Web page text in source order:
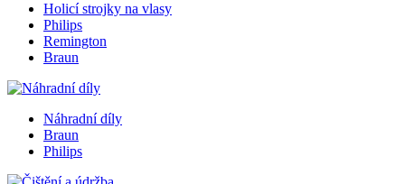
Holicí strojky na vlasy
Philips
Remington
Braun
Náhradní díly
Braun
Philips